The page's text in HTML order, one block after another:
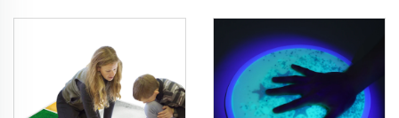
লাভা ম্যাট অটিজম শিশুদের জন্য